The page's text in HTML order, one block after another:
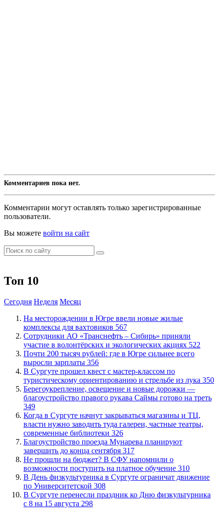
Комментариев пока нет.
Комментарии могут оставлять только зарегистрированные
пользователи.
Вы можете войти на сайт
Топ 10
Сегодня Неделя Месяц
​На месторождении в Югре ввели новые жилые
комплексы для вахтовиков 567
Сотрудники АО «Транснефть – Сибирь» приняли
участие в волонтёрских и экологических акциях 522
​Почти 200 тысяч рублей: где в Югре сильнее всего
выросли зарплаты 356
В Сургуте прошел квест с мастер-классом по
туристическому ориентированию и стрельбе из лука 350
Берегоукрепление, освещение и новые дорожки —
благоустройство правого рукава Саймы готово на треть
349
​Когда в Сургуте начнут закрываться магазины и ТЦ,
власти нужно заводить туда галереи, частные театры,
современные библиотеки 326
Благоустройство проезда Мунарева планируют
завершить до конца сентября 317
Не прошли на бюджет? В СФУ напомнили о
возможности поступить на платное обучение 310
​В День физкультурника в Сургуте ограничат движение
по Университетской 308
​В Сургуте перенесли праздник ко Дню физкультурника
с 8 на 15 августа 298